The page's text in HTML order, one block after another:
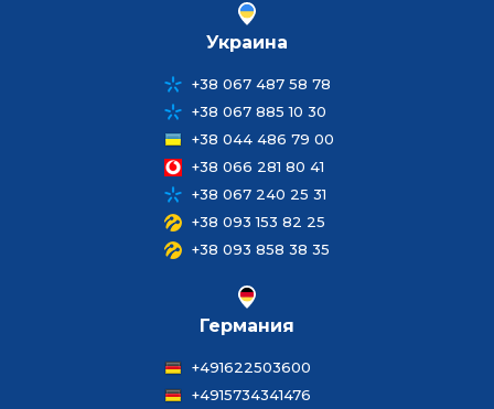
Украина
+38 067 487 58 78
+38 067 885 10 30
+38 044 486 79 00
+38 066 281 80 41
+38 067 240 25 31
+38 093 153 82 25
+38 093 858 38 35
Германия
+491622503600
+4915734341476